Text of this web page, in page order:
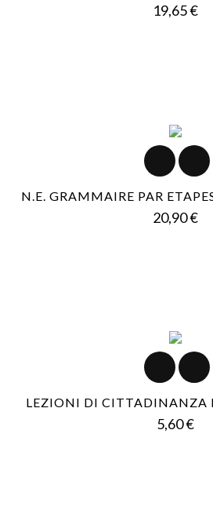
19,65 €
N.E. GRAMMAIRE PAR
20,90 €
LEZIONI DI CITTADINANZA
5,60 €